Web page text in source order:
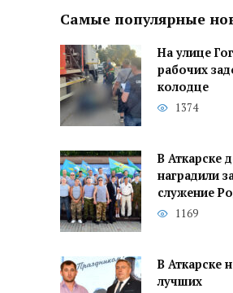
Самые популярные
На улице
рабочих
колодце
1374
В Аткарске
наградили
служение
1169
В Аткарске
лучших